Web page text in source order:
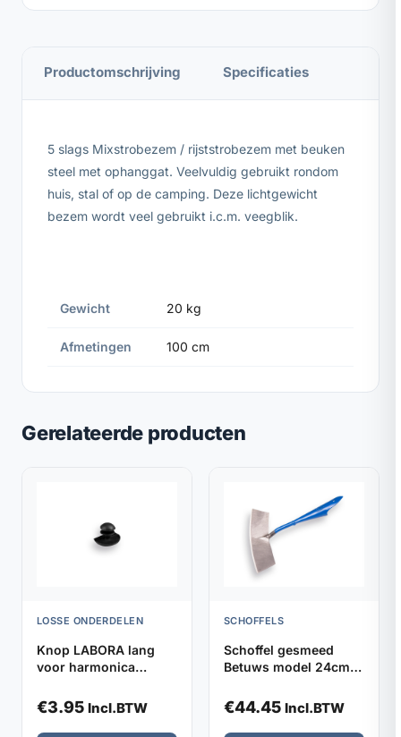
Productomschrijving Specificaties
5 slags Mixstrobezem / rijststrobezem met beuken
steel met ophanggat. Veelvuldig gebruikt rondom
huis, stal of op de camping. Deze lichtgewicht
bezem wordt veel gebruikt i.c.m. veegblik.
Gewicht 20 kg
Afmetingen 100 cm
Gerelateerde producten
LOSSE ONDERDELEN
Knop LABORA lang
voor harmonica
verpakt per 2
€3.95 Incl.BTW
SCHOFFELS
Schoffel gesmeed
Betuws model 24cm
€44.45 Incl.BTW